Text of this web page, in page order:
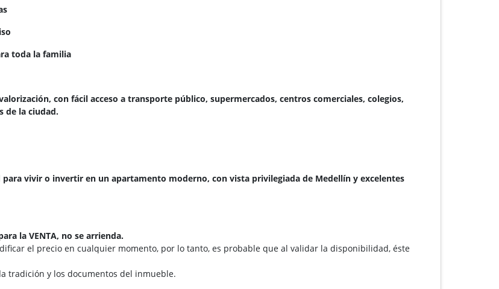
toda la familia
con fácil acceso a transporte público, supermercados, centros comerciales, colegios,
de la ciudad.
para vivir o invertir en un apartamento moderno, con vista privilegiada de Medellín y excelentes
la VENTA, no se arrienda.
el precio en cualquier momento, por lo tanto, es probable que al validar la disponibilidad, éste
tradición y los documentos del inmueble.